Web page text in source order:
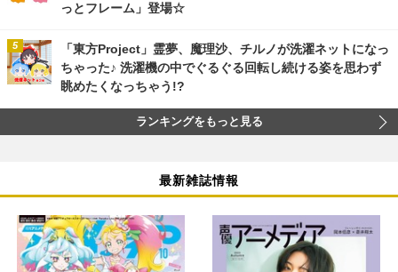
っとフレーム」登場☆
「東方Project」霊夢、魔理沙、チルノが洗濯ネットになっ
ちゃった♪ 洗濯機の中でぐるぐる回転し続ける姿を思わず
眺めたくなっちゃう!?
ランキングをもっと見る
最新雑誌情報